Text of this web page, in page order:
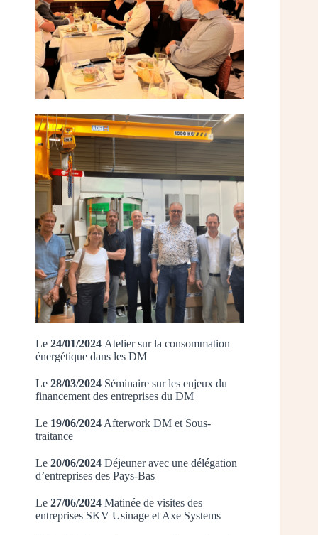
Le 24/01/2024 Atelier sur la consommation
énergétique dans les DM
Le 28/03/2024 Séminaire sur les enjeux du
financement des entreprises du DM
Le 19/06/2024 Afterwork DM et Sous-
traitance
Le 20/06/2024 Déjeuner avec une délégation
d’entreprises des Pays-Bas
Le 27/06/2024 Matinée de visites des
entreprises SKV Usinage et Axe Systems